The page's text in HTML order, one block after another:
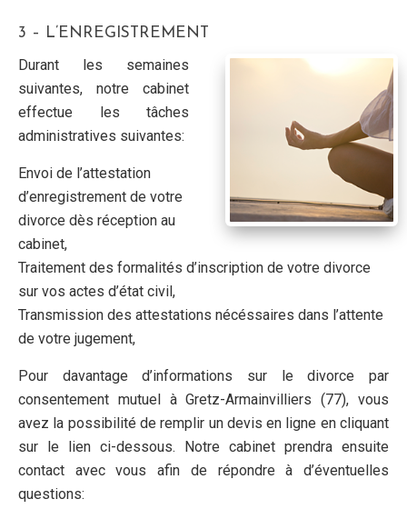
3 – L’ENREGISTREMENT
Durant les semaines
suivantes, notre cabinet
effectue les tâches
administratives suivantes:
Envoi de l’attestation
d’enregistrement de votre
divorce dès réception au
cabinet,
Traitement des formalités d’inscription de votre divorce
sur vos actes d’état civil,
Transmission des attestations nécéssaires dans l’attente
de votre jugement,
Pour davantage d’informations sur le divorce par
consentement mutuel à Gretz-Armainvilliers (77), vous
avez la possibilité de remplir un devis en ligne en cliquant
sur le lien ci-dessous. Notre cabinet prendra ensuite
contact avec vous afin de répondre à d’éventuelles
questions: